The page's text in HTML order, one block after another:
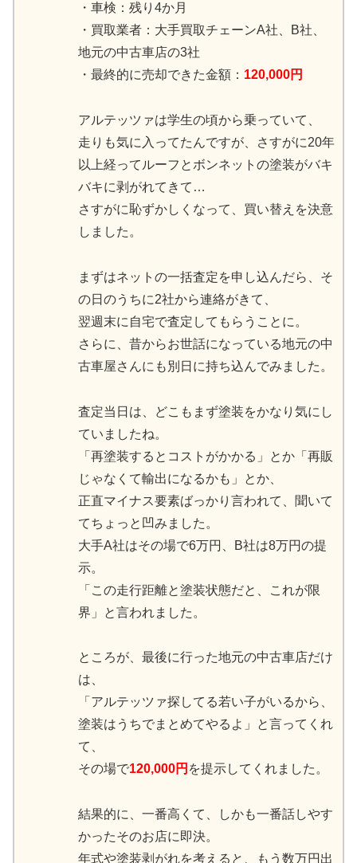
・車検：残り4か月
・買取業者：大手買取チェーンA社、B社、
地元の中古車店の3社
・最終的に売却できた金額： 120,000円
アルテッツァは学生の頃から乗っていて、
走りも気に入ってたんですが、さすがに20年
以上経ってルーフとボンネットの塗装がバキ
バキに剥がれてきて…
さすがに恥ずかしくなって、買い替えを決意
しました。
まずはネットの一括査定を申し込んだら、そ
の日のうちに2社から連絡がきて、
翌週末に自宅で査定してもらうことに。
さらに、昔からお世話になっている地元の中
古車屋さんにも別日に持ち込んでみました。
査定当日は、どこもまず塗装をかなり気にし
ていましたね。
「再塗装するとコストがかかる」とか「再販
じゃなくて輸出になるかも」とか、
正直マイナス要素ばっかり言われて、聞いて
てちょっと凹みました。
大手A社はその場で6万円、B社は8万円の提
示。
「この走行距離と塗装状態だと、これが限
界」と言われました。
ところが、最後に行った地元の中古車店だけ
は、
「アルテッツァ探してる若い子がいるから、
塗装はうちでまとめてやるよ」と言ってくれ
て、
その場で120,000円 を提示してくれました。
結果的に、一番高くて、しかも一番話しやす
かったそのお店に即決。
年式や塗装剥がれを考えると、もう数万円出